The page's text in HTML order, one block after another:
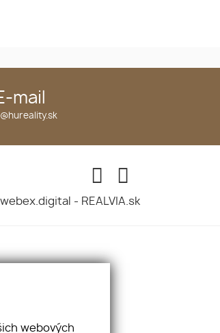
mail
webex.digital - REALVIA.sk
webových